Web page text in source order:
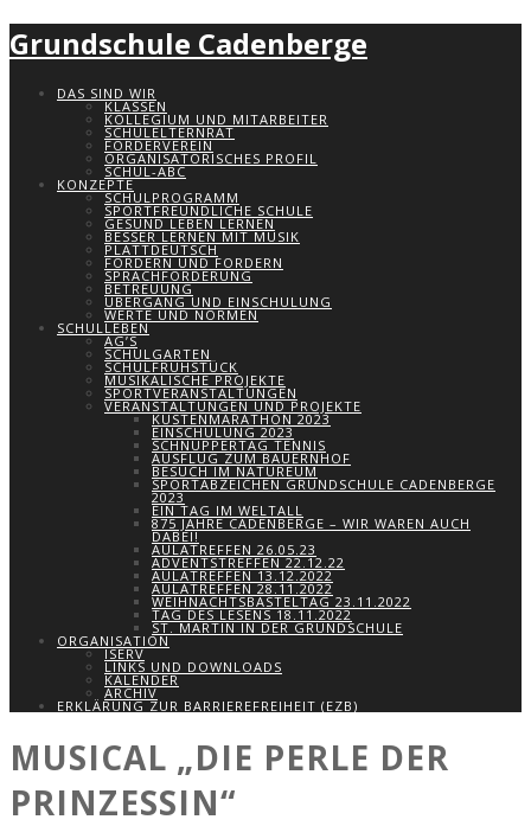
Grundschule Cadenberge
DAS SIND WIR
KLASSEN
KOLLEGIUM UND MITARBEITER
SCHULELTERNRAT
FÖRDERVEREIN
ORGANISATORISCHES PROFIL
SCHUL-ABC
KONZEPTE
SCHULPROGRAMM
SPORTFREUNDLICHE SCHULE
GESUND LEBEN LERNEN
BESSER LERNEN MIT MUSIK
PLATTDEUTSCH
FÖRDERN UND FORDERN
SPRACHFÖRDERUNG
BETREUUNG
ÜBERGANG UND EINSCHULUNG
WERTE UND NORMEN
SCHULLEBEN
AG’S
SCHULGARTEN
SCHULFRÜHSTÜCK
MUSIKALISCHE PROJEKTE
SPORTVERANSTALTUNGEN
VERANSTALTUNGEN UND PROJEKTE
KÜSTENMARATHON 2023
EINSCHULUNG 2023
SCHNUPPERTAG TENNIS
AUSFLUG ZUM BAUERNHOF
BESUCH IM NATUREUM
SPORTABZEICHEN GRUNDSCHULE CADENBERGE
2023
EIN TAG IM WELTALL
875 JAHRE CADENBERGE – WIR WAREN AUCH
DABEI!
AULATREFFEN 26.05.23
ADVENTSTREFFEN 22.12.22
AULATREFFEN 13.12.2022
AULATREFFEN 28.11.2022
WEIHNACHTSBASTELTAG 23.11.2022
TAG DES LESENS 18.11.2022
ST. MARTIN IN DER GRUNDSCHULE
ORGANISATION
ISERV
LINKS UND DOWNLOADS
KALENDER
ARCHIV
ERKLÄRUNG ZUR BARRIEREFREIHEIT (EZB)
MUSICAL „DIE PERLE DER
PRINZESSIN“